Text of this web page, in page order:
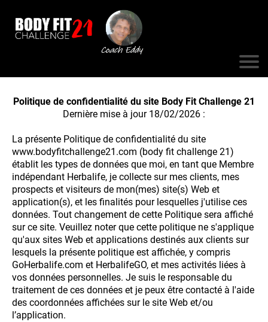
Politique de confidentialité du site Body Fit Challenge 21
Dernière mise à jour 18/02/2026 :
La présente Politique de confidentialité du site
www.bodyfitchallenge21.com (body fit challenge 21)
établit les types de données que moi, en tant que Membre
indépendant Herbalife, je collecte sur mes clients, mes
prospects et visiteurs de mon(mes) site(s) Web et
application(s), et les finalités pour lesquelles j'utilise ces
données. Tout changement de cette Politique sera affiché
sur ce site. Veuillez noter que cette politique ne s'applique
qu'aux sites Web et applications destinés aux clients sur
lesquels la présente politique est affichée, y compris
GoHerbalife.com et HerbalifeGO, et mes activités liées à
vos données personnelles. Je suis le responsable du
traitement de ces données et je peux être contacté à l'aide
des coordonnées affichées sur le site Web et/ou
l’application.